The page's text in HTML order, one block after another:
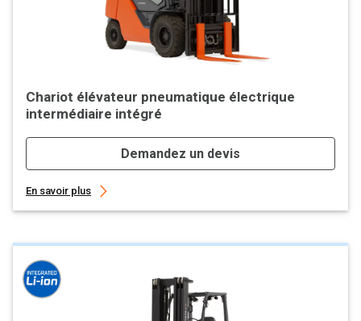
Chariot élévateur pneumatique électrique
intermédiaire intégré
Demandez un devis
En savoir plus